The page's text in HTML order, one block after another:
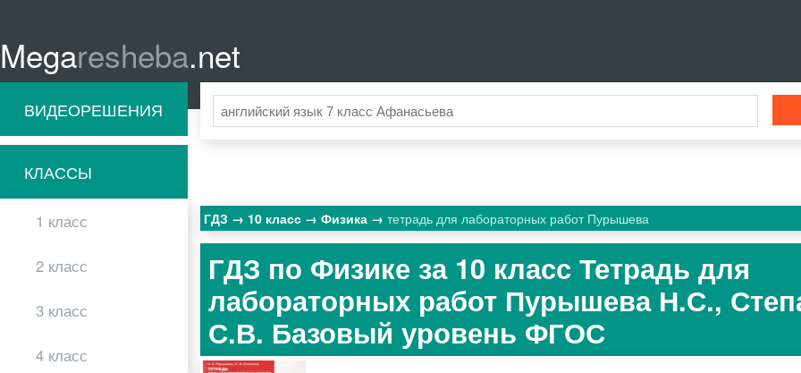
Megaresheba.net
ВИДЕОРЕШЕНИЯ
КЛАССЫ
1 класс
2 класс
3 класс
4 класс
ГДЗ 10 класс Физика тетрадь для лабораторных работ Пурышева
ГДЗ по Физике за 10 класс Тетрадь для
лабораторных работ Пурышева Н.С.,
С.В. Базовый уровень ФГОС